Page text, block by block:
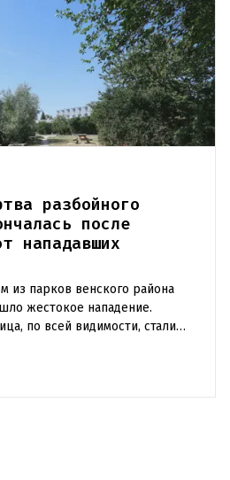
разбойного
после
нападавших
из парков венского района
жестокое нападение.
по всей видимости, стали